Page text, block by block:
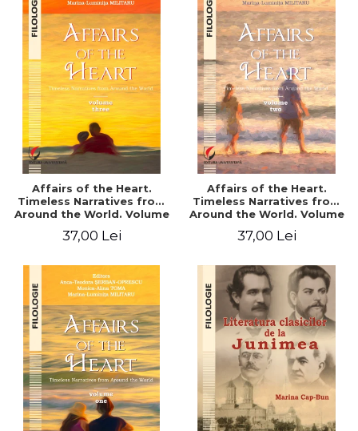
Affairs of the Heart.
Timeless Narratives from
Around the World. Volume
37,00 Lei
Affairs of the Heart.
Timeless Narratives from
Around the World. Volume
37,00 Lei